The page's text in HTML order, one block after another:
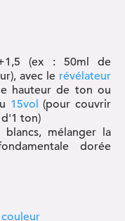
(ex : 50ml de
avec le révélateur
hauteur de ton ou
15vol (pour couvrir
d'1 ton)
mélanger la
dorée